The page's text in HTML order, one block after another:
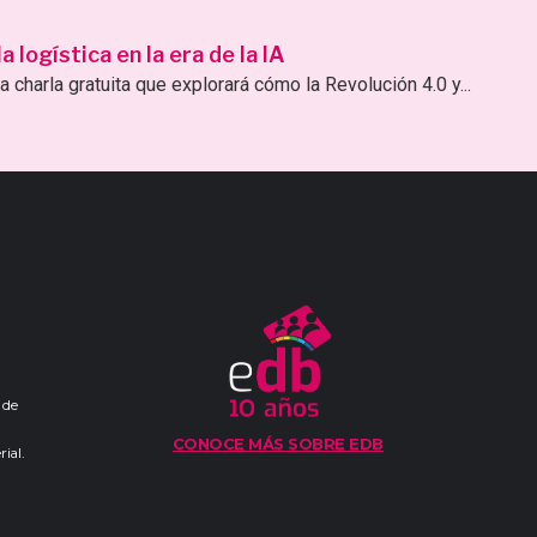
logística en la era de la IA
gratuita que explorará cómo la Revolución 4.0 y...
CONOCE MÁS SOBRE EDB